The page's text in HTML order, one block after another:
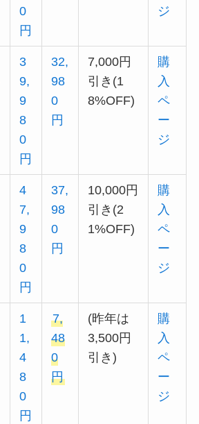
0
円
ジ
3
9,
9
8
0
円
32,
98
0
円
7,000円
引き(1
8%OFF)
購
入
ペ
ー
ジ
4
7,
9
8
0
円
37,
98
0
円
10,000円
引き(2
1%OFF)
購
入
ペ
ー
ジ
1
1,
4
8
0
円
7,
48
0
円
(昨年は
3,500円
引き)
購
入
ペ
ー
ジ